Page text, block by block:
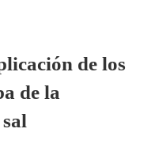
de los
de la